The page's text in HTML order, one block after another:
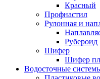
Красный
Профнастил
Рулонная и
Рубероид
Шифер
Шифер
Водосточные